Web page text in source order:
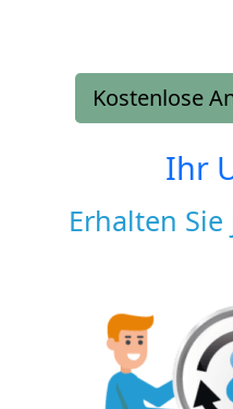
Kostenlose
Ihr
Erhalten